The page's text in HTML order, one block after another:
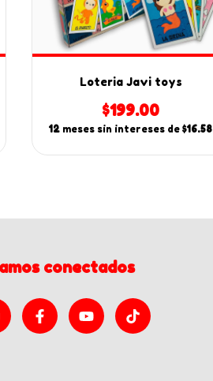
Loteria Javi toys
$199.00
12 meses sin intereses de $16.58
conectados